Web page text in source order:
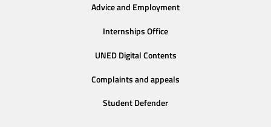
Advice and Employment
Internships Office
UNED Digital Contents
Complaints and appeals
Student Defender